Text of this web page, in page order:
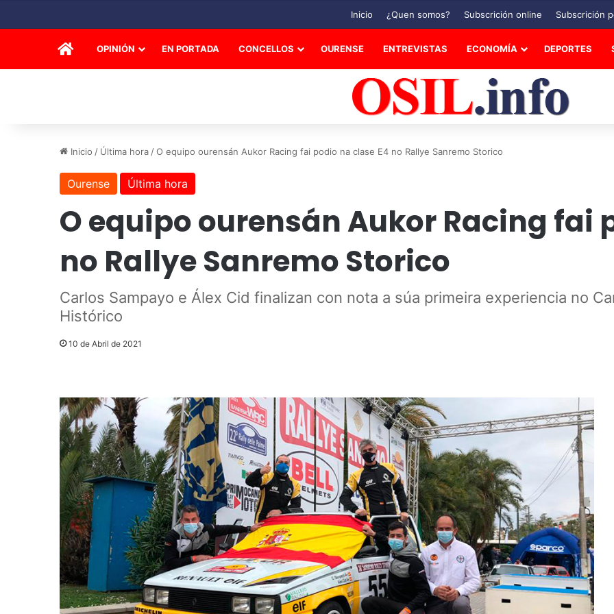
Inicio ¿Quen somos? Subscrición online Subscrición
INICIOOPINIÓN EN PORTADA CONCELLOS OURENSE ENTREVISTAS ECONOMÍA DEPORTES
Inicio / Última hora /O equipo ourensán Aukor Racing fai podio na clase E4 no Rallye Sanremo Storico
Ourense Última hora
O equipo ourensán Aukor Racing fai
no Rallye Sanremo Storico
Carlos Sampayo e Álex Cid finalizan con nota a súa primeira experiencia no
Histórico
10 de Abril de 2021